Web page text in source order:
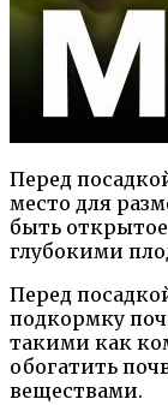
Перед
место для
быть
глубокими
Перед
подкормку
такими как
обогатить
веществами.